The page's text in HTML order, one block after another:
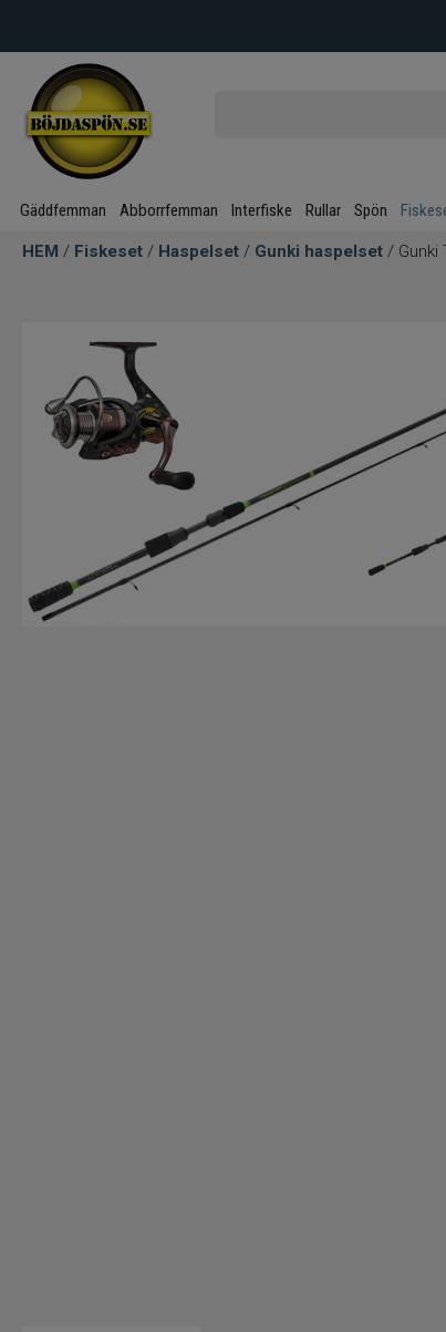
Gäddfemman Abborrfemman Interfiske Rullar Spön
HEM / Fiskeset / Haspelset / Gunki haspelset / Gunki